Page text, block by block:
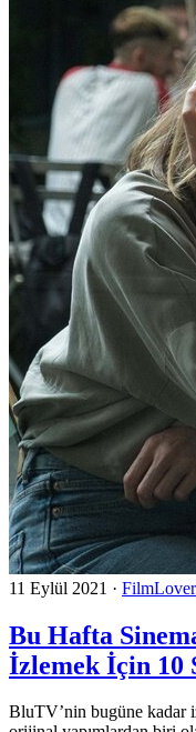
11 Eylül 2021 ·
Bu Hafta
İzlemek İçin 10
BluTV’nin bugüne kadar